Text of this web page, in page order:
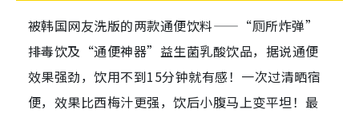
被韩国网友洗版的两款通便饮料——“厕所炸弹”
排毒饮及“通便神器”益生菌乳酸饮品，据说通便
效果强劲，饮用不到15分钟就有感！一次过清晒宿
便，效果比西梅汁更强，饮后小腹马上变平坦！最